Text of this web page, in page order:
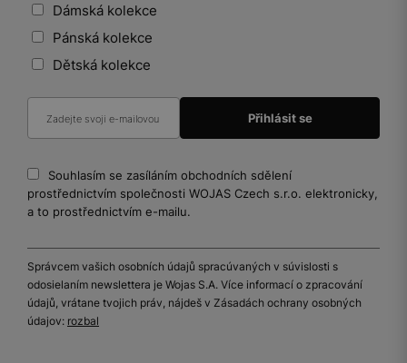
Dámská kolekce
Pánská kolekce
Dětská kolekce
Souhlasím se zasíláním obchodních sdělení
prostřednictvím společnosti WOJAS Czech s.r.o. elektronicky,
a to prostřednictvím e-mailu.
Správcem vašich osobních údajů spracúvaných v súvislosti s
odosielaním newslettera je Wojas S.A. Více informací o zpracování
údajů, vrátane tvojich práv, nájdeš v Zásadách ochrany osobných
údajov: rozbal